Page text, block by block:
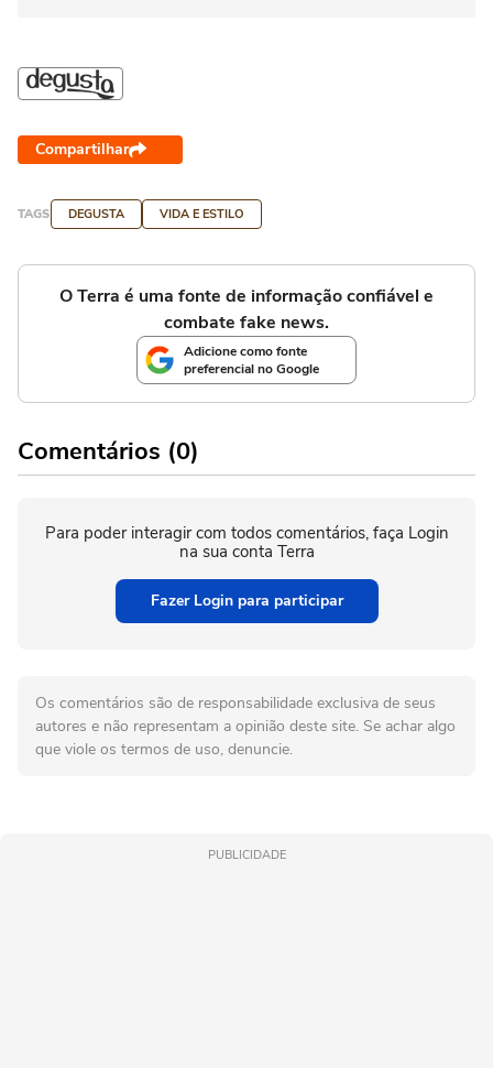
Compartilhar
TAGS DEGUSTA VIDA E ESTILO
O Terra é uma fonte de informação confiável e
combate fake news.
Adicione como fonte
preferencial no Google
Comentários (0)
Para poder interagir com todos comentários, faça Login
na sua conta Terra
Fazer Login para participar
Os comentários são de responsabilidade exclusiva de seus
autores e não representam a opinião deste site. Se achar algo
que viole os termos de uso, denuncie.
PUBLICIDADE